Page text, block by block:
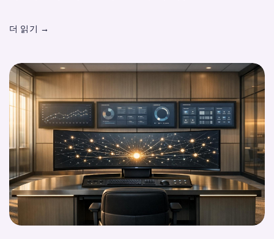
더 읽기 →